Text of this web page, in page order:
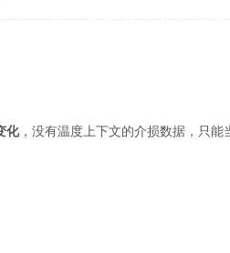
化，没有温度上下文的介损数据，只能